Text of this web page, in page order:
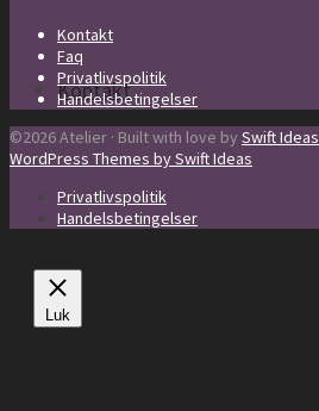
Kontakt
Kontakt
Faq
Privatlivspolitik
Handelsbetingelser
©2026 Atelier · Built with love by Swift Ideas
WordPress Themes by Swift Ideas
Privatlivspolitik
Handelsbetingelser
Luk